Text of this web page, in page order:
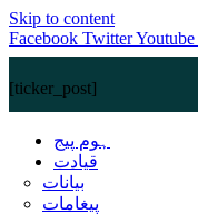
Skip to content
Facebook TwitterYoutube
[ticker_post]
ہوم پیج
قیادت
بیانات
پیغامات